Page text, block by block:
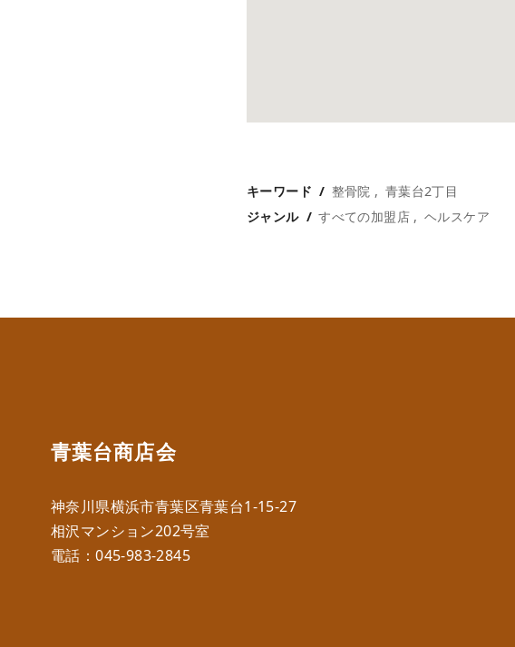
キーワード 整骨院
青葉台2丁目
ジャンル
すべての加盟店 ヘルスケア
青葉台商店会
神奈川県横浜市青葉区青葉台1-15-27
相沢マンション202号室
電話：045-983-2845